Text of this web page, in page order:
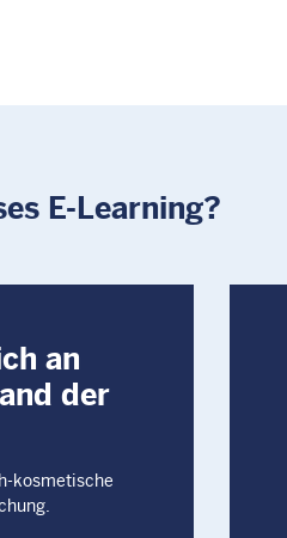
E-Learning?
an
der
kosmetische